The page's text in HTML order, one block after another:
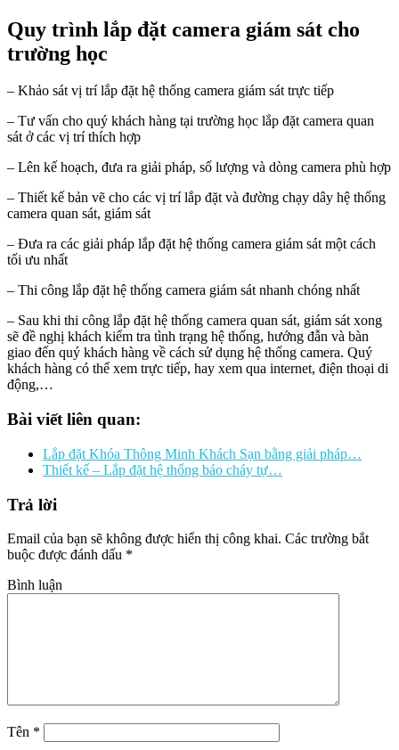
Quy trình lắp đặt camera giám sát cho
trường học
– Khảo sát vị trí lắp đặt hệ thống camera giám sát trực tiếp
– Tư vấn cho quý khách hàng tại trường học lắp đặt camera quan
sát ở các vị trí thích hợp
– Lên kế hoạch, đưa ra giải pháp, số lượng và dòng camera phù hợp
– Thiết kế bản vẽ cho các vị trí lắp đặt và đường chạy dây hệ thống
camera quan sát, giám sát
– Đưa ra các giải pháp lắp đặt hệ thống camera giám sát một cách
tối ưu nhất
– Thi công lắp đặt hệ thống camera giám sát nhanh chóng nhất
– Sau khi thi công lắp đặt hệ thống camera quan sát, giám sát xong
sẽ đề nghị khách kiểm tra tình trạng hệ thống, hướng đẫn và bàn
giao đến quý khách hàng về cách sử dụng hệ thống camera. Quý
khách hàng có thể xem trực tiếp, hay xem qua internet, điện thoại di
động,…
Bài viết liên quan:
Lắp đặt Khóa Thông Minh Khách Sạn bằng giải pháp…
Thiết kế – Lắp đặt hệ thống báo cháy tự…
Trả lời
Email của bạn sẽ không được hiển thị công khai. Các trường bắt
buộc được đánh dấu *
Bình luận
Tên *